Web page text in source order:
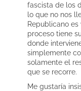
fascista de los
lo que no nos
Republicano
proceso tiene
donde
simplemente
solamente el
que se recorre.
Me gustaría